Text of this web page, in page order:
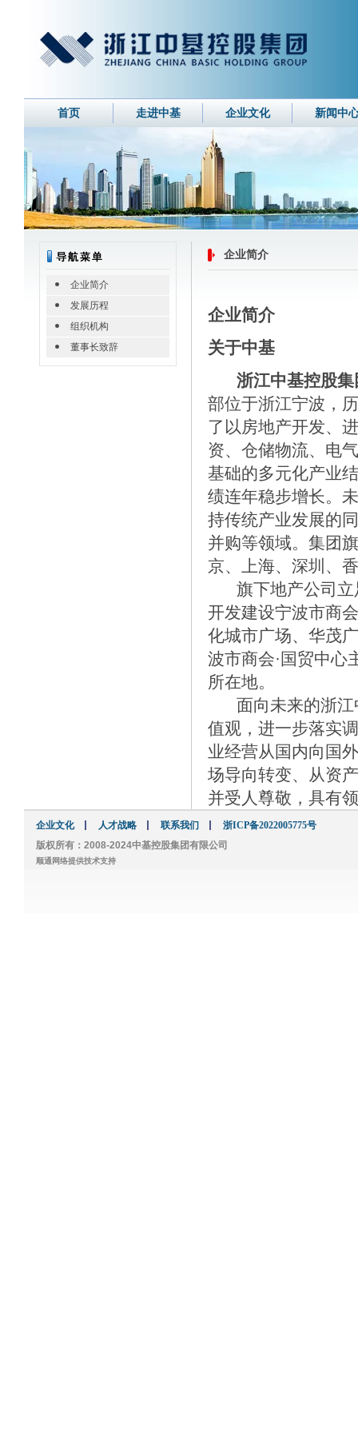
首页 走进中基 企业文化 新闻中
企业简介
发展历程
组织机构
董事长致辞
企业简介
企业简介
关于中基
浙江中基控股
部位于浙江宁波，
了以房地产开发、
资、仓储物流、电
基础的多元化产业
绩连年稳步增长。
持传统产业发展的
并购等领域。集团
京、上海、深圳、
旗下地产公司立
开发建设宁波市商
化城市广场、华茂
波市商会·国贸中心
所在地。
面向未来的浙江
值观，进一步落实
业经营从国内向国
场导向转变、从资
并受人尊敬，具有
企业文化 人才战略 联系我们
浙ICP备2022005775号
版权所有：2008-2024中基控股集团有限公司
顺通网络提供技术支持